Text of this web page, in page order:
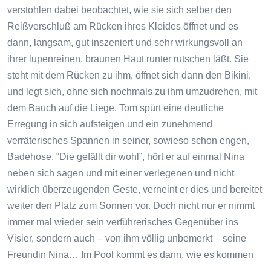
verstohlen dabei beobachtet, wie sie sich selber den
Reißverschluß am Rücken ihres Kleides öffnet und es
dann, langsam, gut inszeniert und sehr wirkungsvoll an
ihrer lupenreinen, braunen Haut runter rutschen läßt. Sie
steht mit dem Rücken zu ihm, öffnet sich dann den Bikini,
und legt sich, ohne sich nochmals zu ihm umzudrehen, mit
dem Bauch auf die Liege. Tom spürt eine deutliche
Erregung in sich aufsteigen und ein zunehmend
verräterisches Spannen in seiner, sowieso schon engen,
Badehose. “Die gefällt dir wohl”, hört er auf einmal Nina
neben sich sagen und mit einer verlegenen und nicht
wirklich überzeugenden Geste, verneint er dies und bereitet
weiter den Platz zum Sonnen vor. Doch nicht nur er nimmt
immer mal wieder sein verführerisches Gegenüber ins
Visier, sondern auch – von ihm völlig unbemerkt – seine
Freundin Nina… Im Pool kommt es dann, wie es kommen